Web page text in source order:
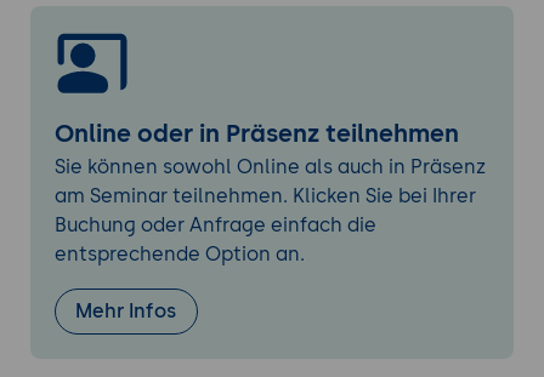
20000:
Service Level Agreement (SLA), Incident,
Bedeutung für das ITSM.
Auditplanung und Vorbereitung eines ISO
20000 Audits
Auditarten und -ziele:
verschiedene Arten von Audits, z.B.
interne Audits, Zertifizierungsaudits und
Überwachungsaudits. Definition der
Online oder in Präsenz teilnehmen
Sie können sowohl Online als auch in Präsenz
am Seminar teilnehmen. Klicken Sie bei Ihrer
Buchung oder Anfrage einfach die
entsprechende Option an.
Mehr Infos